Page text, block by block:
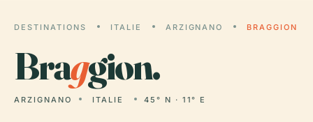
DESTINATIONS ITALIE ARZIGNANO BRAGGION
Braggion.
ARZIGNANO ITALIE 45° N · 11° E